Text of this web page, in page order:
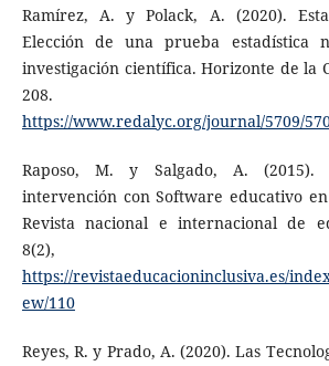
Ramírez, A. y Polack, A. (2020).
Elección de una prueba estadística
investigación científica. Horizonte de la
208.
https://www.redalyc.org/journal/5709/
Raposo, M. y Salgado, A. (2015).
intervención con Software educativo
Revista nacional e internacional de
8(2),
https://revistaeducacioninclusiva.es/
ew/110
Reyes, R. y Prado, A. (2020). Las